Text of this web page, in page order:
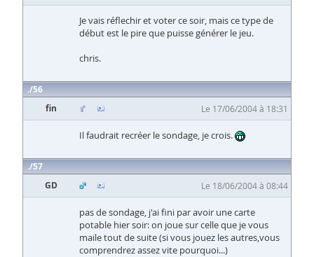
Je vais réflechir et voter ce soir, mais ce type de
début est le pire que puisse générer le jeu.
chris.
56
fin
Le 17/06/2004 à 18:31
Il faudrait recréer le sondage, je crois.
57
GD
Le 18/06/2004 à 08:44
pas de sondage, j'ai fini par avoir une carte
potable hier soir: on joue sur celle que je vous
maile tout de suite (si vous jouez les autres,vous
comprendrez assez vite pourquoi...)